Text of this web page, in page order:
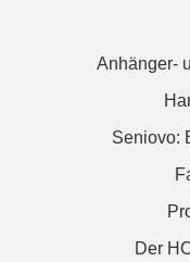
Anhänger-
Seniovo:
Der